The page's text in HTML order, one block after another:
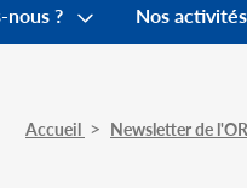
nous ? Nos activités
Accueil Newsletter de